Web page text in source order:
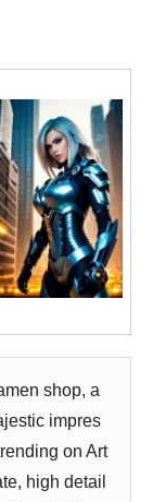
shop, a
impres
on Art
high detail